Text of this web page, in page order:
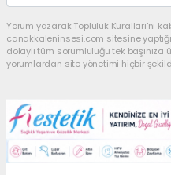
Yorum yazarak Topluluk Kuralları’nı
canakkaleninsesi.com sitesine
dolaylı tüm sorumluluğu tek başınıza
yorumlardan site yönetimi hiçbir